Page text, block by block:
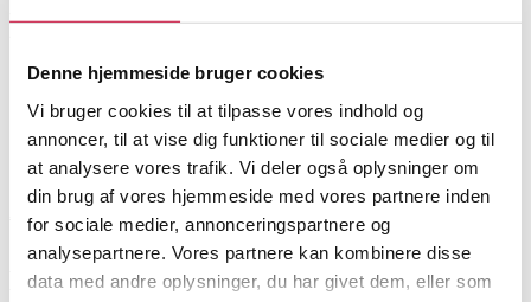
Denne hjemmeside bruger cookies
Vi bruger cookies til at tilpasse vores indhold og
annoncer, til at vise dig funktioner til sociale medier og til
at analysere vores trafik. Vi deler også oplysninger om
din brug af vores hjemmeside med vores partnere inden
for sociale medier, annonceringspartnere og
analysepartnere. Vores partnere kan kombinere disse
data med andre oplysninger, du har givet dem, eller som
Øvrige møbler
Dansk møbelproducent.
Skrivepult, mahogni
SHOWROOMVURDERING
1.000
VARENUMMER
Beskrivelse